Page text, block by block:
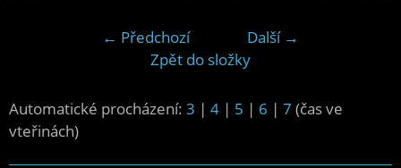
← Předchozí
Další →
Zpět do složky
Automatické procházení: 3 | 4 | 5 | 6 | 7 (čas ve
vteřinách)